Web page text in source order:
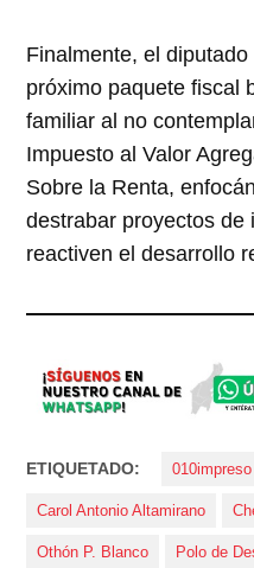
Finalmente, el
próximo paquete fiscal
familiar al no
Impuesto al Valor
Sobre la Renta,
destrabar proyectos de
reactiven el desarrollo
ETIQUETADO: 010impreso
Carol Antonio Altamirano
Othón P. Blanco Polo de